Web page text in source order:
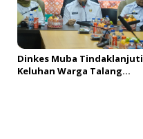
Dinkes Muba Tindaklanjuti
Keluhan Warga Talang